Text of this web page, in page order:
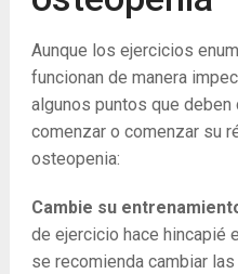
Aunque los ejercicios
funcionan de manera
algunos puntos que
comenzar o comenzar su
osteopenia:
Cambie su
de ejercicio hace hincapié
se recomienda cambiar